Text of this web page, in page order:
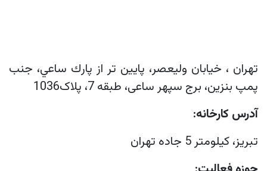
تهران ، خيابان وليعصر، پايين تر از پارك ساعي، جنب
پمپ بنزين، برج سپهر ساعى، طبقه 7، پلاک1036
آدرس کارخانه:
تبريز، كيلومتر 5 جاده تهران